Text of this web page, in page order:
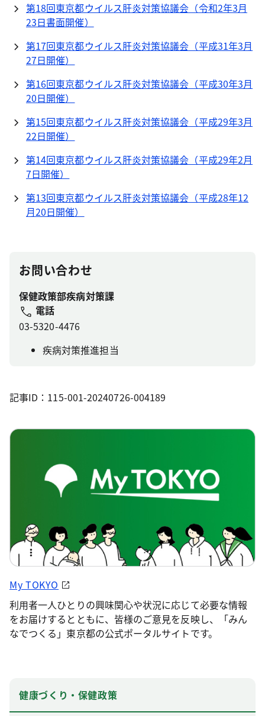
第18回東京都ウイルス肝炎対策協議会（令和2年3月
23日書面開催）
第17回東京都ウイルス肝炎対策協議会（平成31年3月
27日開催）
第16回東京都ウイルス肝炎対策協議会（平成30年3月
20日開催）
第15回東京都ウイルス肝炎対策協議会（平成29年3月
22日開催）
第14回東京都ウイルス肝炎対策協議会（平成29年2月
7日開催）
第13回東京都ウイルス肝炎対策協議会（平成28年12
月20日開催）
お問い合わせ
保健政策部疾病対策課
電話
03-5320-4476
疾病対策推進担当
記事ID：115-001-20240726-004189
My TOKYO
利用者一人ひとりの興味関心や状況に応じて必要な情報
をお届けするとともに、皆様のご意見を反映し、「みん
なでつくる」東京都の公式ポータルサイトです。
健康づくり・保健政策